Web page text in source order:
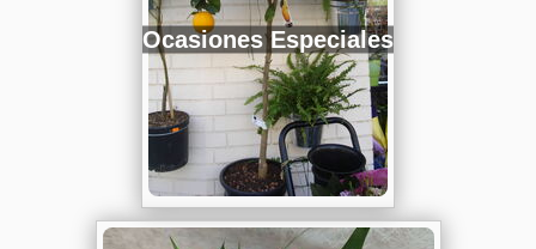
Ocasiones Especiales